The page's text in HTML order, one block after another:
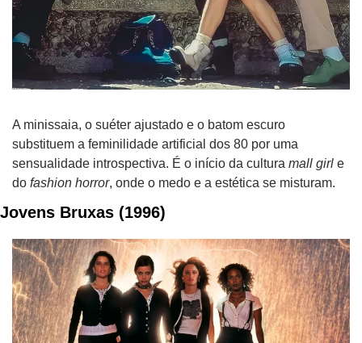
A minissaia, o suéter ajustado e o batom escuro
substituem a feminilidade artificial dos 80 por uma
sensualidade introspectiva. É o início da cultura mall girl e
do fashion horror, onde o medo e a estética se misturam.
Jovens Bruxas (1996)